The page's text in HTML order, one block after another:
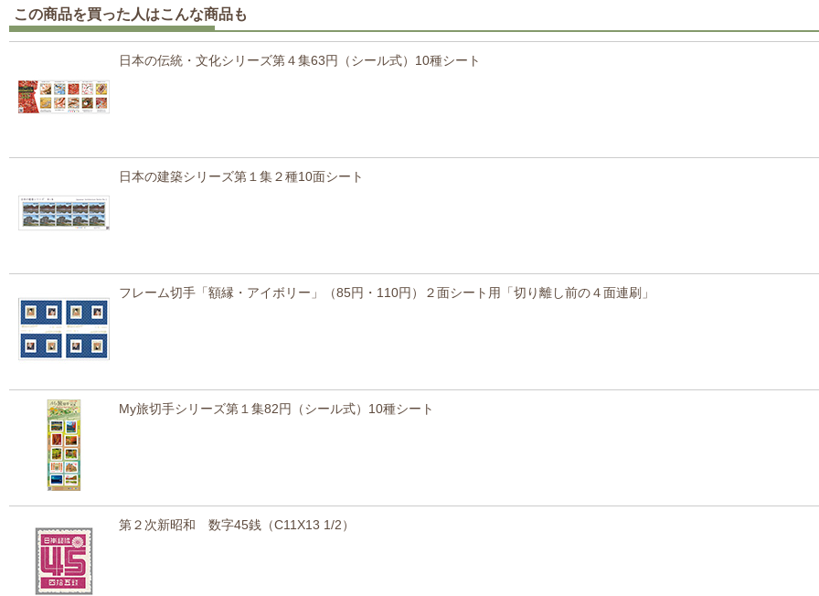
この商品を買った人はこんな商品も
日本の伝統・文化シリーズ第４集63円（シール式）10種シート
日本の建築シリーズ第１集２種10面シート
フレーム切手「額縁・アイボリー」（85円・110円）２面シート用「切り離し前の４面連刷」
My旅切手シリーズ第１集82円（シール式）10種シート
第２次新昭和 数字45銭（C11X13 1/2）